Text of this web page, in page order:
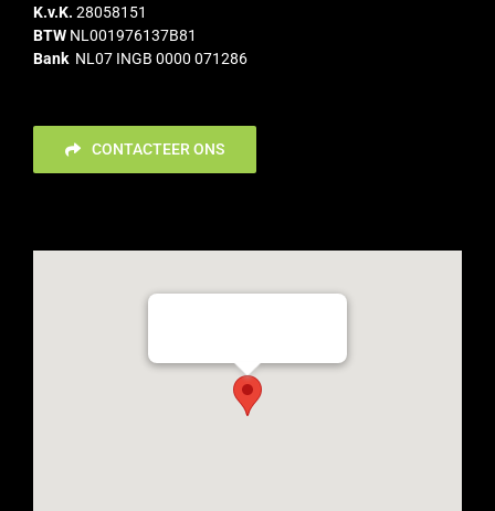
K.v.K. 28058151
BTW NL001976137B81
Bank NL07 INGB 0000 071286
CONTACTEER ONS
Flevoweg 35c, 2318 BX Leiden